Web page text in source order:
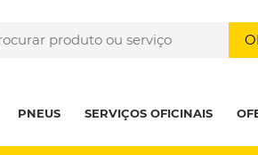
PNEUS SERVIÇOS OFICINAIS